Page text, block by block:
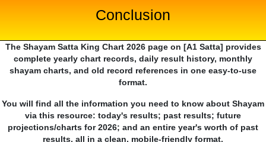
Conclusion
The Shayam Satta King Chart 2026 page on [A1 Satta] provides
complete yearly chart records, daily result history, monthly
shayam charts, and old record references in one easy-to-use
format.
You will find all the information you need to know about Shayam
via this resource: today's results; past results; future
projections/charts for 2026; and an entire year's worth of past
results, all in a clean, mobile-friendly format.